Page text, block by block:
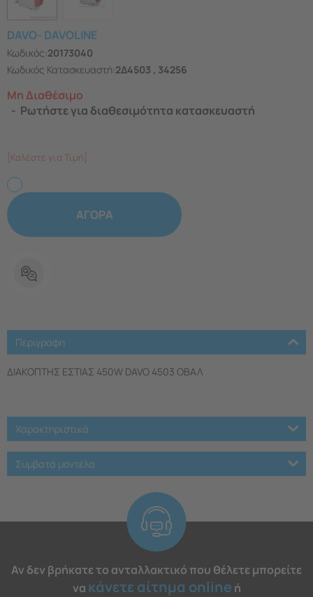
DAVO- DAVOLINE
Κωδικός:20173040
Κωδικός Κατασκευαστή:2Δ4503 , 34256
Μη Διαθέσιμο
Ρωτήστε για διαθεσιμότητα κατασκευαστή
[Καλέστε για Τιμή]
ΑΓΟΡΑ
Περιγραφη
ΔΙΑΚΟΠΤΗΣ ΕΣΤΙΑΣ 450W DAVO 4503 ΟΒΑΛ
Χαρακτηριστικά
Συμβατά μοντέλα
Αν δεν βρήκατε το ανταλλακτικό που θέλετε μπορείτε
να κάνετε αίτημα online ή